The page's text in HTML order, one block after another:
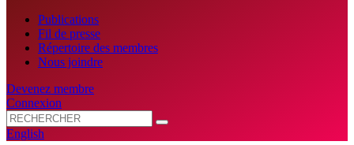
Publications
Fil de presse
Répertoire des membres
Nous joindre
Devenez membre
Connexion
English